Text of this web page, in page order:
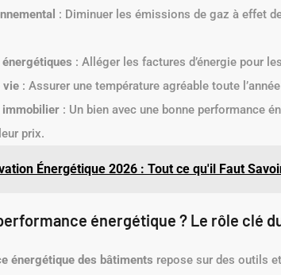
: Diminuer les émissions de gaz à effet
: Alléger les factures d’énergie pour
vie : Assurer une température agréable toute
: Un bien avec une bonne performance
prix.
Énergétique 2026 : Tout ce qu'il Faut
énergétique ? Le rôle clé
énergétique des bâtiments repose sur des outils